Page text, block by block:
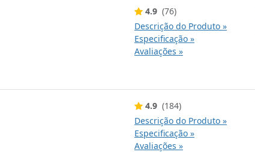
4.9 (76)
Descrição do Produto »
Especificação »
Avaliações »
4.9 (184)
Descrição do Produto »
Especificação »
Avaliações »